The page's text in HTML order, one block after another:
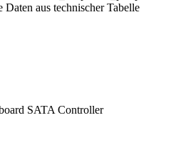
aus technischer Tabelle
SATA Controller